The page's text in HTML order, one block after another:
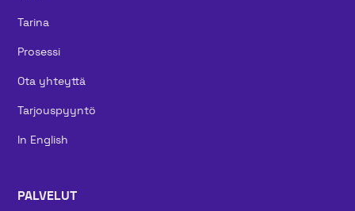
Tarina
Prosessi
Ota yhteyttä
Tarjouspyyntö
In English
PALVELUT